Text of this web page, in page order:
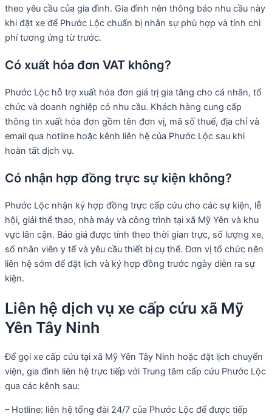
theo yêu cầu của gia đình. Gia đình nên thông báo nhu cầu này
khi đặt xe để Phước Lộc chuẩn bị nhân sự phù hợp và tính chi
phí tương ứng từ trước.
Có xuất hóa đơn VAT không?
Phước Lộc hỗ trợ xuất hóa đơn giá trị gia tăng cho cá nhân, tổ
chức và doanh nghiệp có nhu cầu. Khách hàng cung cấp
thông tin xuất hóa đơn gồm tên đơn vị, mã số thuế, địa chỉ và
email qua hotline hoặc kênh liên hệ của Phước Lộc sau khi
hoàn tất dịch vụ.
Có nhận hợp đồng trực sự kiện không?
Phước Lộc nhận ký hợp đồng trực cấp cứu cho các sự kiện, lễ
hội, giải thể thao, nhà máy và công trình tại xã Mỹ Yên và khu
vực lân cận. Báo giá được tính theo thời gian trực, số lượng xe,
số nhân viên y tế và yêu cầu thiết bị cụ thể. Đơn vị tổ chức nên
liên hệ sớm để đặt lịch và ký hợp đồng trước ngày diễn ra sự
kiện.
Liên hệ dịch vụ xe cấp cứu xã Mỹ
Yên Tây Ninh
Để gọi xe cấp cứu tại xã Mỹ Yên Tây Ninh hoặc đặt lịch chuyển
viện, gia đình liên hệ trực tiếp với Trung tâm cấp cứu Phước Lộc
qua các kênh sau:
– Hotline: liên hệ tổng đài 24/7 của Phước Lộc để được tiếp